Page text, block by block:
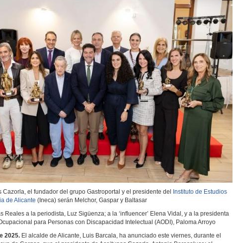
Cazorla, el fundador del grupo Gastroportal y el presidente del
Instituto de Estudios
de Alicante (Ineca) serán Melchor, Gaspar y Baltasar
Reales a la periodista, Luz Sigüenza; a la ‘influencer’ Elena Vidal, y a la presidenta
para Personas con Discapacidad Intelectual (AODI), Paloma Arroyo
2025. El alcalde de Alicante, Luis Barcala, ha anunciado este viernes, durante el